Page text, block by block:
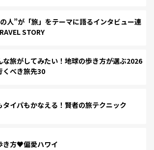
人”が「旅」をテーマに語るインタビュー連
STORY
な旅がしてみたい！地球の歩き方が選ぶ2026
くべき旅先30
タイパもかなえる！賢者の旅テクニック
き方♥偏愛ハワイ